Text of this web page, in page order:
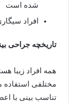
شده است
افراد
تاریخچه جراحی
همه افراد زیبا
مختلفی استفاده
تناسب بینی با